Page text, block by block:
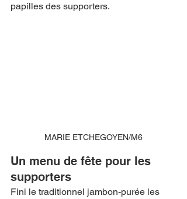
papilles des supporters.
MARIE ETCHEGOYEN/M6
Un menu de fête pour les
supporters
Fini le traditionnel jambon-purée les